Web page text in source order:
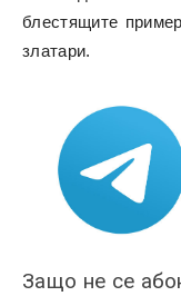
блестящите
златари.
Защо не се